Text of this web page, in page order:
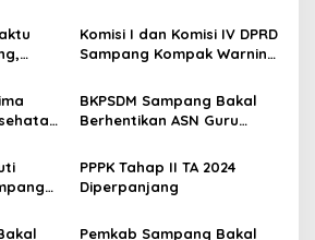
Komisi I dan Komisi IV DPRD
Sampang Kompak Warning
Paruh Waktu
BKPSDM Sampang Bakal
Berhentikan ASN Guru
PPPK Tahap II TA 2024
Diperpanjang
Pemkab Sampang Bakal